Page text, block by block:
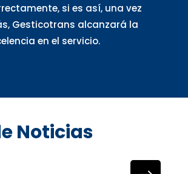
si es así, una vez
Gesticotrans alcanzará la
en el servicio.
Noticias